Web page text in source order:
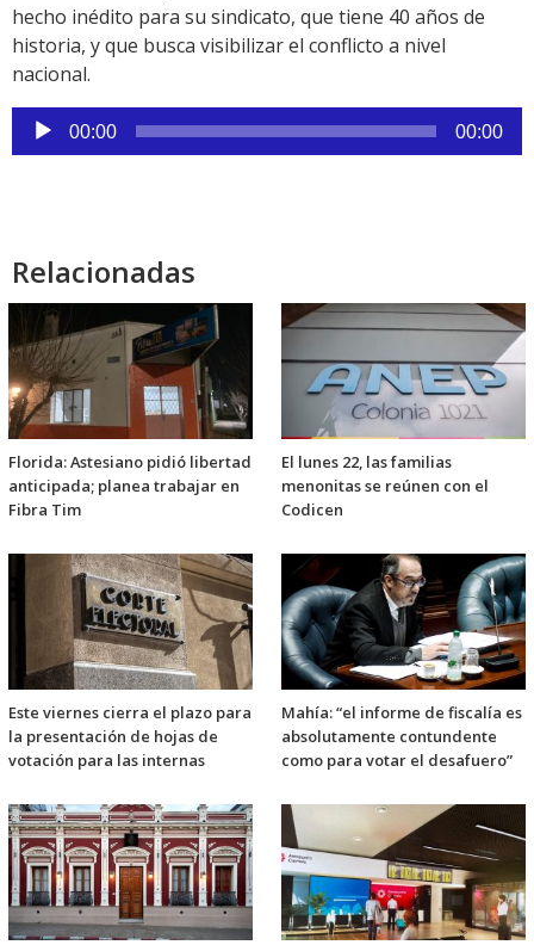
hecho inédito para su sindicato, que tiene 40 años de
historia, y que busca visibilizar el conflicto a nivel
nacional.
Reproductor
de
00:00 00:00
Relacionadas
Florida: Astesiano pidió libertad
anticipada; planea trabajar en
Fibra Tim
El lunes 22, las familias
menonitas se reúnen con el
Codicen
Este viernes cierra el plazo para
la presentación de hojas de
votación para las internas
Mahía: “el informe de fiscalía es
absolutamente contundente
como para votar el desafuero”